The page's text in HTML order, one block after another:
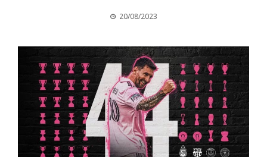
20/08/2023